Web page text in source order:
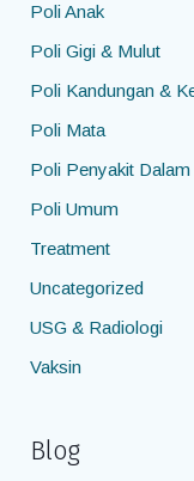
Poli Anak
Poli Gigi & Mulut
Poli Kandungan &
Poli Mata
Poli Penyakit Dalam
Poli Umum
Treatment
Uncategorized
USG & Radiologi
Vaksin
Blog